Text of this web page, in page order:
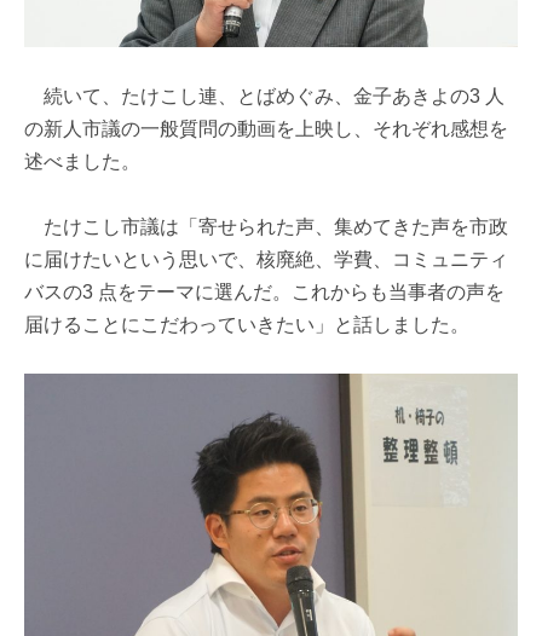
続いて、たけこし連、とばめぐみ、金子あきよの3 人
の新人市議の一般質問の動画を上映し、それぞれ感想を
述べました。
たけこし市議は「寄せられた声、集めてきた声を市政
に届けたいという思いで、核廃絶、学費、コミュニティ
バスの3 点をテーマに選んだ。これからも当事者の声を
届けることにこだわっていきたい」と話しました。